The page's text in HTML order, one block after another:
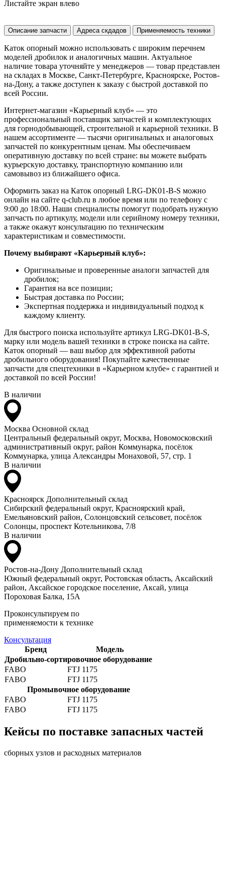
Листайте экран влево
Описание запчасти Адреса скдадов Применяемость техники
Каток опорный можно использовать с широким перечнем
моделей дробилок и аналогичных машин. Актуальное
наличие товара уточняйте у менеджеров — товар представлен
на складах в Москве, Санкт-Петербурге, Красноярске, Ростов-
на-Дону, а также доступен к заказу с быстрой доставкой по
всей России.
Интернет-магазин «Карьерный клуб» — это
профессиональный поставщик запчастей и комплектующих
для горнодобывающей, строительной и карьерной техники. В
нашем ассортименте — тысячи оригинальных и аналоговых
запчастей по конкурентным ценам. Мы обеспечиваем
оперативную доставку по всей стране: вы можете выбрать
курьерскую доставку, транспортную компанию или
самовывоз из ближайшего офиса.
Оформить заказ на Каток опорный LRG-DK01-B-S можно
онлайн на сайте q-club.ru в любое время или по телефону с
9:00 до 18:00. Наши специалисты помогут подобрать нужную
запчасть по артикулу, модели или серийному номеру техники,
а также окажут консультацию по техническим
характеристикам и совместимости.
Почему выбирают «Карьерный клуб»:
Оригинальные и проверенные аналоги запчастей для
дробилок;
Гарантия на все позиции;
Быстрая доставка по России;
Экспертная поддержка и индивидуальный подход к
каждому клиенту.
Для быстрого поиска используйте артикул LRG-DK01-B-S,
марку или модель вашей техники в строке поиска на сайте.
Каток опорный — ваш выбор для эффективной работы
дробильного оборудования! Покупайте качественные
запчасти для спецтехники в «Карьерном клубе» с гарантией и
доставкой по всей России!
В наличии
Москва Основной склад
Центральный федеральный округ, Москва, Новомосковский
административный округ, район Коммунарка, посёлок
Коммунарка, улица Александры Монаховой, 57, стр. 1
В наличии
Красноярск Дополнительный склад
Сибирский федеральный округ, Красноярский край,
Емельяновский район, Солонцовский сельсовет, посёлок
Солонцы, проспект Котельникова, 7/8
В наличии
Ростов-на-Дону Дополнительный склад
Южный федеральный округ, Ростовская область, Аксайский
район, Аксайское городское поселение, Аксай, улица
Пороховая Балка, 15А
Проконсультируем по
применяемости к технике
Консультация
Бренд
Модель
Дробильно-сортировочное оборудование
FABO
FTJ 1175
FABO
FTJ 1175
Промывочное оборудование
FABO
FTJ 1175
FABO
FTJ 1175
Кейсы по поставке запасных частей
сборных узлов и расходных материалов